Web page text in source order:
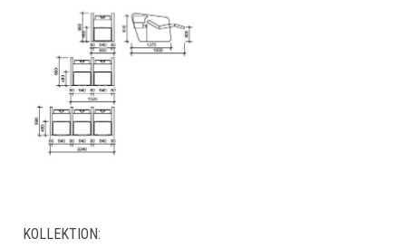
KOLLEKTION: